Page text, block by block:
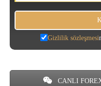
Gizlilik sözleşmesi
CANLI